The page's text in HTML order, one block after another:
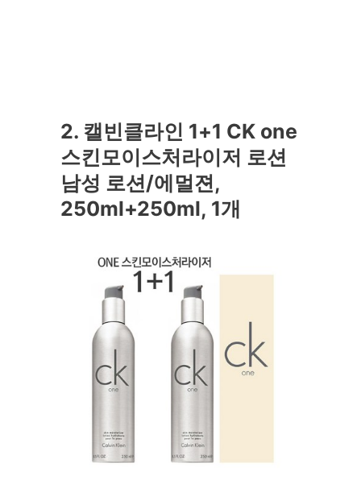
2. 캘빈클라인 1+1 CK one
스킨모이스처라이저 로션
남성 로션/에멀젼,
250ml+250ml, 1개